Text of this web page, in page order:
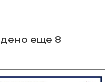
еще 8